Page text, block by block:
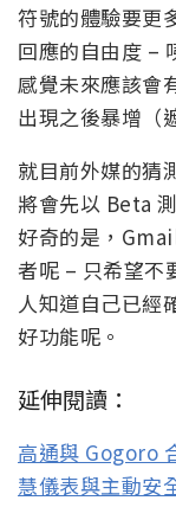
符號的體驗要更
回應的自由度 –
感覺未來應該會
出現之後暴增（
就目前外媒的猜
將會先以 Beta
好奇的是，
者呢 – 只希望不
人知道自己已經
好功能呢。
延伸閱讀：
高通與 Gogoro
慧儀表與主動安